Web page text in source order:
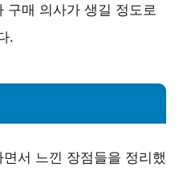
구매 의사가 생길 정도로
.
서 느낀 장점들을 정리했